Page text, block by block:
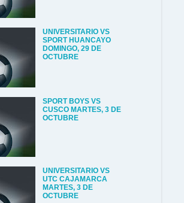
UNIVERSITARIO VS
SPORT HUANCAYO
DOMINGO, 29 DE
OCTUBRE
SPORT BOYS VS
CUSCO MARTES, 3 DE
OCTUBRE
UNIVERSITARIO VS
UTC CAJAMARCA
MARTES, 3 DE
OCTUBRE